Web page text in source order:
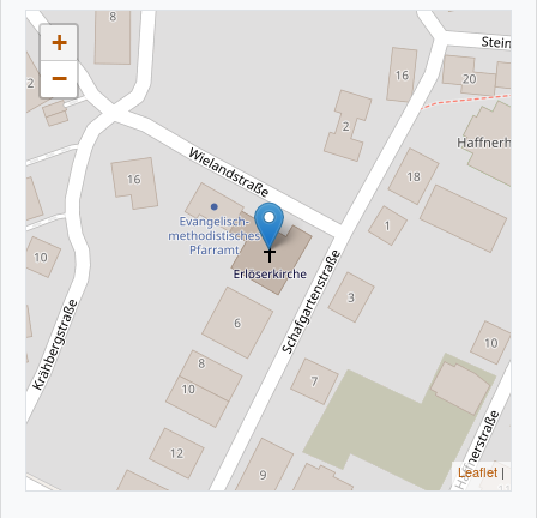
+
−
Leaflet |